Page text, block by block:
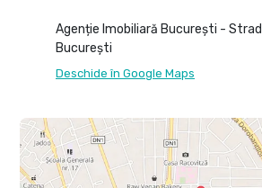
Agenție Imobiliară București -
București
Deschide în Google Maps